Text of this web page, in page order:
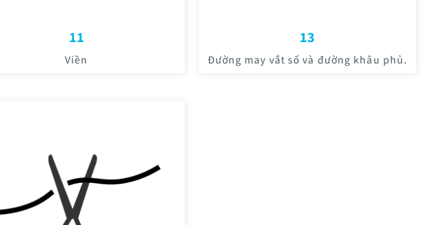
11
Viền
13
Đường may vắt sổ và đường khâu phủ.